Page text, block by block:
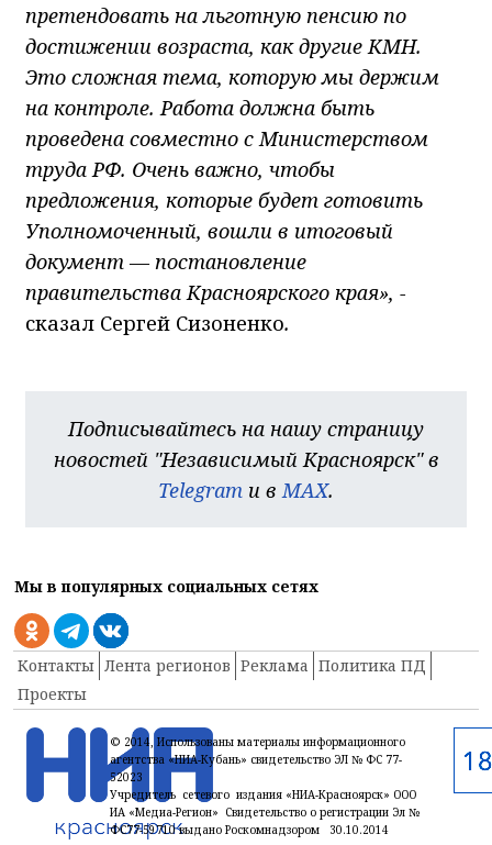
претендовать на льготную пенсию по
достижении возраста, как другие КМН.
Это сложная тема, которую мы держим
на контроле. Работа должна быть
проведена совместно с Министерством
труда РФ. Очень важно, чтобы
предложения, которые будет готовить
Уполномоченный, вошли в итоговый
документ — постановление
правительства Красноярского края», -
сказал Сергей Сизоненко.
Подписывайтесь на нашу страницу
новостей "Независимый Красноярск" в
Telegram и вMAX.
Мы в популярных социальных сетях
Контакты Лента регионов Реклама Политика ПД
Проекты
© 2014, Использованы материалы информационного
агентства «НИА-Кубань» свидетельство ЭЛ № ФС 77-
52023
Учредитель сетевого издания «НИА-Красноярск» ООО
ИА «Медиа-Регион» Свидетельство о регистрации Эл №
ФС77-59710 выдано Роскомнадзором 30.10.2014